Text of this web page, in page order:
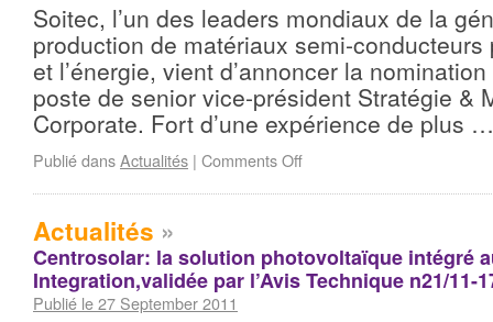
Soitec, l’un des leaders mondiaux de la
production de matériaux semi-conducteurs
et l’énergie, vient d’annoncer la
poste de senior vice-président Stratégie &
Corporate. Fort d’une expérience de plus
Publié dansActualités | Comments Off
Actualités »
Centrosolar: la solution photovoltaïque intégré
Integration,validée par l’Avis Technique n21/11-
Publié le 27 September 2011